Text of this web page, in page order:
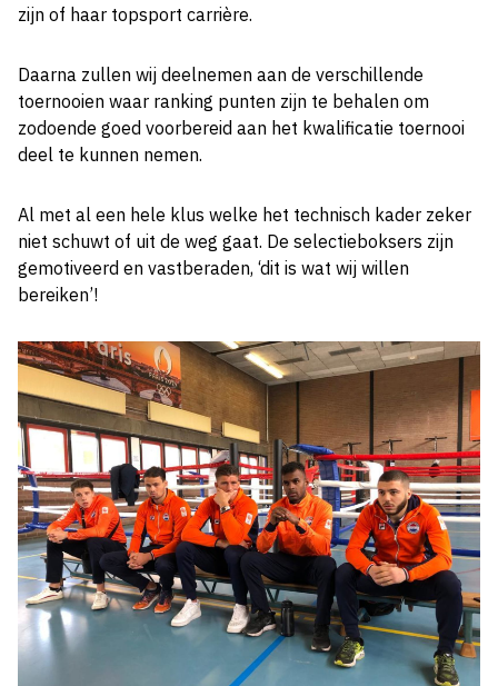
zijn of haar topsport carrière.
Daarna zullen wij deelnemen aan de verschillende
toernooien waar ranking punten zijn te behalen om
zodoende goed voorbereid aan het kwalificatie toernooi
deel te kunnen nemen.
Al met al een hele klus welke het technisch kader zeker
niet schuwt of uit de weg gaat. De selectieboksers zijn
gemotiveerd en vastberaden, ‘dit is wat wij willen
bereiken’!